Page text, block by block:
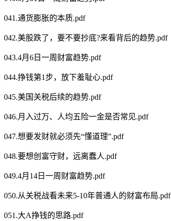
041.通货膨胀的本质.pdf
042.美股跌了，要不要抄底?来看背后的趋势.pdf
043.4月6日一周财富趋势.pdf
044.挣钱第1步，放下羞耻心.pdf
045.美国关税后续的趋势.pdf
046.月入过万、人均五险一金是否常见.pdf
047.想要发财就必须先“懂道理”.pdf
048.要想创富守财，远离蠢人.pdf
049.4月14日一周财富趋势.pdf
050.从关税战看未来5-10年普通人的财富布局.pdf
051.大A挣钱的思路.pdf